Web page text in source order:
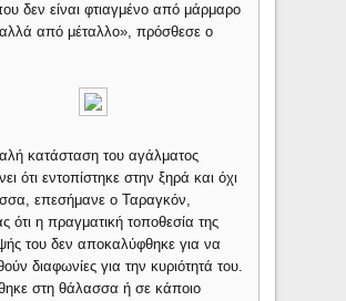
δεν είναι φτιαγμένο από μάρμαρο
από μέταλλο», πρόσθεσε ο
κατάσταση του αγάλματος
ότι εντοπίστηκε στην ξηρά και όχι
επεσήμανε ο Ταραγκόν,
ότι η πραγματική τοποθεσία της
του δεν αποκαλύφθηκε για να
διαφωνίες για την κυριότητά του.
στη θάλασσα ή σε κάποιο